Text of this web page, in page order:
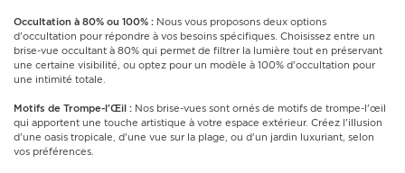
Occultation à 80% ou 100% : Nous vous proposons deux options
d'occultation pour répondre à vos besoins spécifiques. Choisissez entre un
brise-vue occultant à 80% qui permet de filtrer la lumière tout en préservant
une certaine visibilité, ou optez pour un modèle à 100% d'occultation pour
une intimité totale.
Motifs de Trompe-l'Œil : Nos brise-vues sont ornés de motifs de trompe-l'œil
qui apportent une touche artistique à votre espace extérieur. Créez l'illusion
d'une oasis tropicale, d'une vue sur la plage, ou d'un jardin luxuriant, selon
vos préférences.